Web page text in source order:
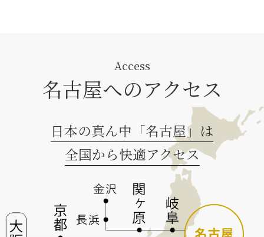
Access
名古屋へのアクセス
日本の真ん中「名古屋」は
全国から快適アクセス